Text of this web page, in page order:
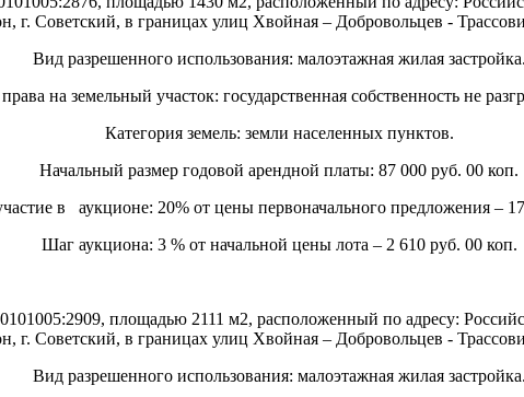
г. Советский, в границах улиц Хвойная – Добровольцев -
Вид разрешенного использования: малоэтажная жилая застройка.
на земельный участок: государственная собственность не
Категория земель: земли населенных пунктов.
Начальный размер годовой арендной платы: 87 000 руб. 00 коп.
в аукционе: 20% от цены первоначального предложения –
Шаг аукциона: 3 % от начальной цены лота – 2 610 руб. 00 коп.
площадью 2111 м2, расположенный по адресу:
г. Советский, в границах улиц Хвойная – Добровольцев -
Вид разрешенного использования: малоэтажная жилая застройка.